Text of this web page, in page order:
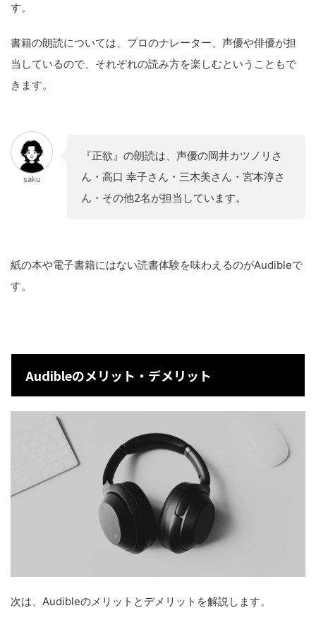
す。
書籍の朗読については、プロのナレーター、声優や俳優が担
当しているので、それぞれの読み方を楽しむということもで
きます。
saku
『正欲』の朗読は、声優の岡井カツノリさ
ん・高口 幸子さん・三木美さん・宮本淳さ
ん・その他2名が担当しています。
紙の本や電子書籍にはない読書体験を味わえるのがAudibleで
す。
Audibleのメリット・デメリット
次は、Audibleのメリットとデメリットを解説します。